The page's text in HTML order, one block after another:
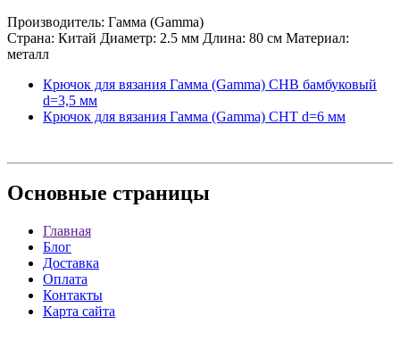
Производитель: Гамма (Gamma)
Страна: Китай Диаметр: 2.5 мм Длина: 80 см Материал:
металл
Крючок для вязания Гамма (Gamma) CHB бамбуковый
d=3,5 мм
Крючок для вязания Гамма (Gamma) CHT d=6 мм
Основные страницы
Главная
Блог
Доставка
Оплата
Контакты
Карта сайта